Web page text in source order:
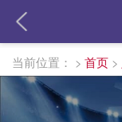
当前位置： > 首页 >